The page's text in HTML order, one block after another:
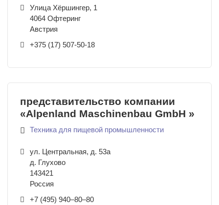
Улица Хёршингер, 1
4064 Офтеринг
Австрия
+375 (17) 507-50-18
представительство компании
«Alpenland Maschinenbau GmbH »
Техника для пищевой промышленности
ул. Центральная, д. 53а
д. Глухово
143421
Россия
+7 (495) 940–80–80